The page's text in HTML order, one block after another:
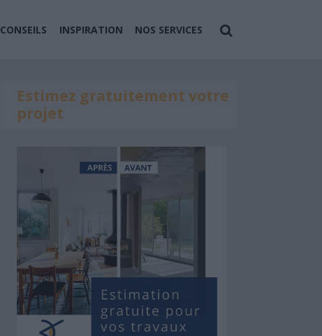
CONSEILS INSPIRATION NOS SERVICES
Estimez gratuitement votre
projet